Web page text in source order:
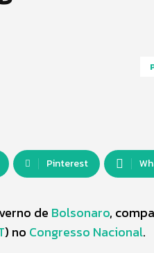
Pinterest
de Bolsonaro,
) no Congresso Nacional.